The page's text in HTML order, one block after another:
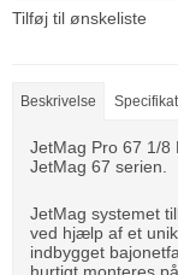
Tilføj til ønskeliste
Beskrivelse
JetMag Pro 67 1/8
JetMag 67 serien.
JetMag systemet
ved hjælp af et
indbygget